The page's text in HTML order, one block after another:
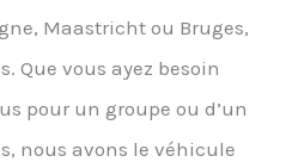
Maastricht ou Bruges,
Que vous ayez besoin
pour un groupe ou d’un
nous avons le véhicule